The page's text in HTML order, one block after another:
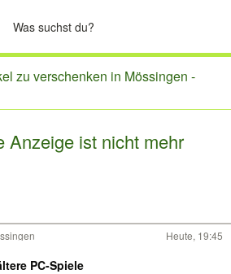
zu verschenken in Mössingen -
Anzeige ist nicht mehr
Heute, 19:45
PC-Spiele